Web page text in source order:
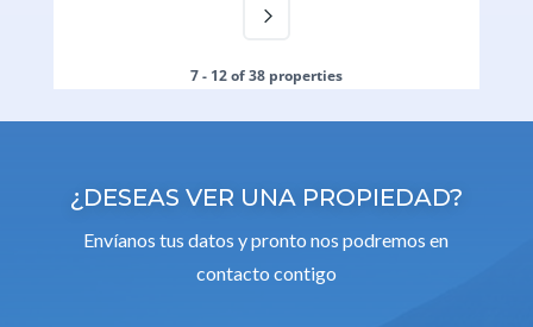
7 - 12 of 38 properties
¿DESEAS VER UNA PROPIEDAD?
Envíanos tus datos y pronto nos podremos en
contacto contigo